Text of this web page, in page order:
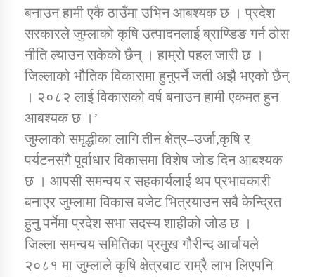
कार्यक्रम कार्यान्वयन एकाई जुम्लाको सुचना
कर्णाली प्राविधि शिक्षालय जुम्लाको सुचना
बनाउन हामी एकै ठाउँमा उभिन आबश्यक छ । प्रदेश
सरकारले जुम्लाको कृषि उत्पादनलाई ब्राण्डिङ गर्न ठोस
नीति ल्याउन सकेको छैन् । हाम्रो पहल जारी छ ।
जिल्लाको भौतिक विकासमा हुनुपर्ने जती अझै भएको छैन्
। २०८२ लाई विकासको वर्ष बनाउन हामी एकमत हुन
आबश्यक छ ।’
जुम्लाको समृद्धीका लागि तीन क्षेत्र–उर्जा,कृषि र
पर्यटनसंगै पूर्वाधार विकासमा विशेष जोड दिन आबश्यक
छ । आपसी समन्वय र सहकार्यलाई थप प्रभावकारी
बनाएर जुम्लामा विकास बजेट भित्रयाउन सबै केन्द्रित
हुनु पर्नेमा प्रदेश सभा सदस्य शाहीको जोड छ ।
जिल्ला समन्वय समितिका प्रमुख गौरीन्द आर्चायले
२०८१ मा जुम्लाले कृषि क्षेत्रबाट राम्रै लाभ लिएपनि